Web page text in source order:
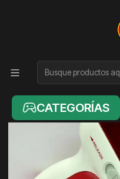
CATEGORÍAS